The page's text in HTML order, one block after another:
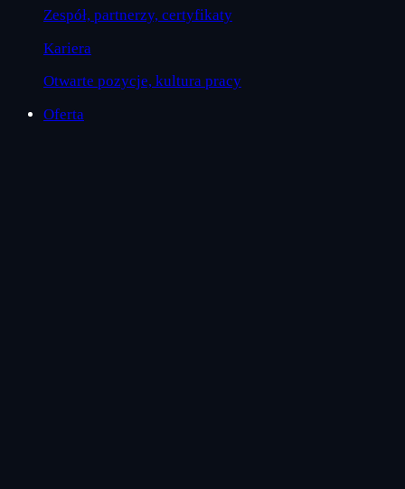
Zespół, partnerzy, certyfikaty
Kariera
Otwarte pozycje, kultura pracy
Oferta